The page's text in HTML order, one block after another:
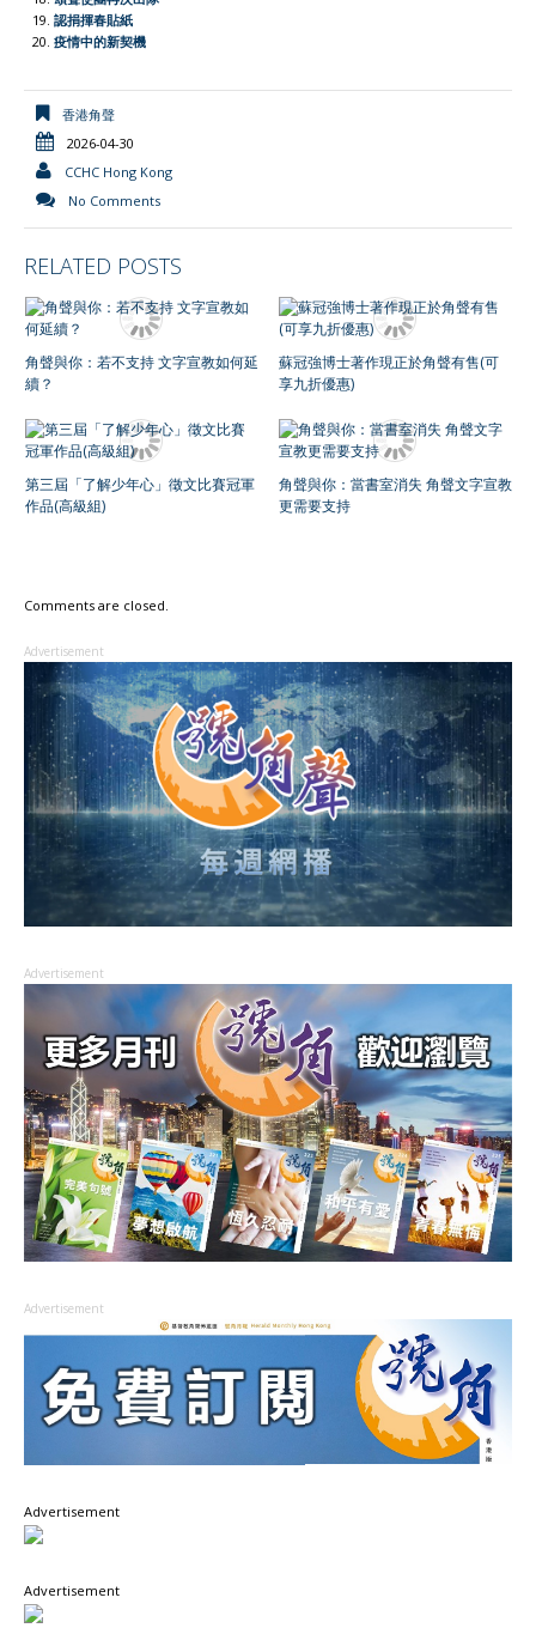
認捐揮春貼紙
疫情中的新契機
香港角聲
2026-04-30
CCHC Hong Kong
No Comments
RELATED POSTS
角聲與你：若不支持 文字宣教如何延
續？
蘇冠強博士著作現正於角聲有售(可
享九折優惠)
第三屆「了解少年心」徵文比賽冠軍
作品(高級組)
角聲與你：當書室消失 角聲文字宣教
更需要支持
Comments are closed.
Advertisement
Advertisement
Advertisement
Advertisement
Advertisement